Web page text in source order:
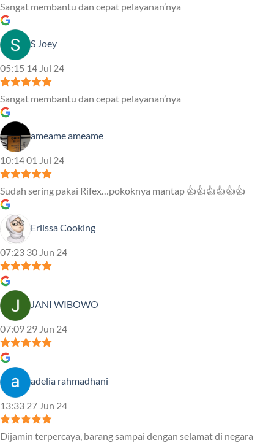
Sangat membantu dan cepat pelayanan’nya
S Joey
05:15 14 Jul 24
Sangat membantu dan cepat pelayanan’nya
ameame ameame
10:14 01 Jul 24
Sudah sering pakai Rifex…pokoknya mantap 👍👍👍👍👍👍
Erlissa Cooking
07:23 30 Jun 24
JANI WIBOWO
07:09 29 Jun 24
adelia rahmadhani
13:33 27 Jun 24
Dijamin terpercaya, barang sampai dengan selamat di negara